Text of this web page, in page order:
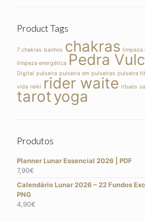
Product Tags
7 chakras banhos chakras limpeza
limpeza energética Pedra
Digital pulseira pulseira om pulseiras pulseira
vida reiki rider waite rituais
tarotyoga
Produtos
Planner Lunar Essencial 2026 | PDF
7,90€
Calendário Lunar 2026 – 22 Fundos
PNG
4,90€